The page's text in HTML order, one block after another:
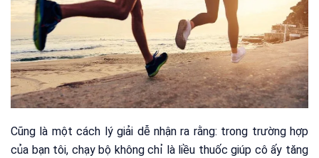
Cũng là một cách lý giải dễ nhận ra rằng: trong trường hợp
của bạn tôi, chạy bộ không chỉ là liều thuốc giúp cô ấy tăng